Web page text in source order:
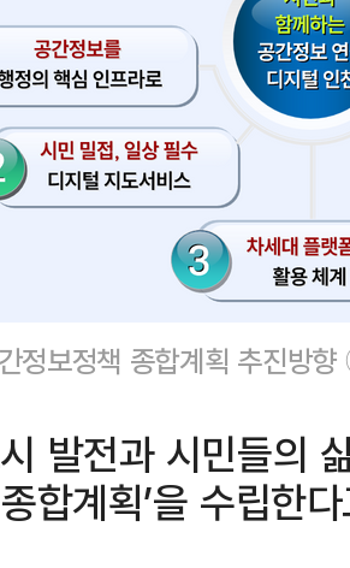
정보정책 종합계획 추진방
발전과 시민들의
합계획’을 수립한